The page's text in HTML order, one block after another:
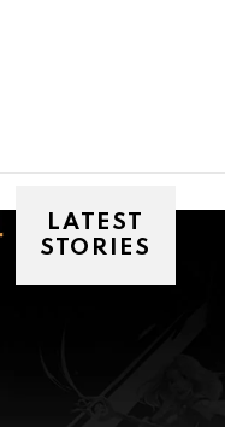
LATEST
STORIES